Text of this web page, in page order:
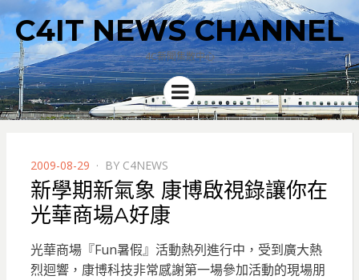
C4IT NEWS CHANNEL
4C新聞集散中心
Menu
POSTED
ON
2009-08-29 BY C4NEWS
新學期新氣象 康博啟視錄讓你在
光華商場A好康
光華商場『Fun暑假』活動熱列進行中，受到廣大熱
烈迴響，康博科技非常感謝第一場參加活動的現場朋